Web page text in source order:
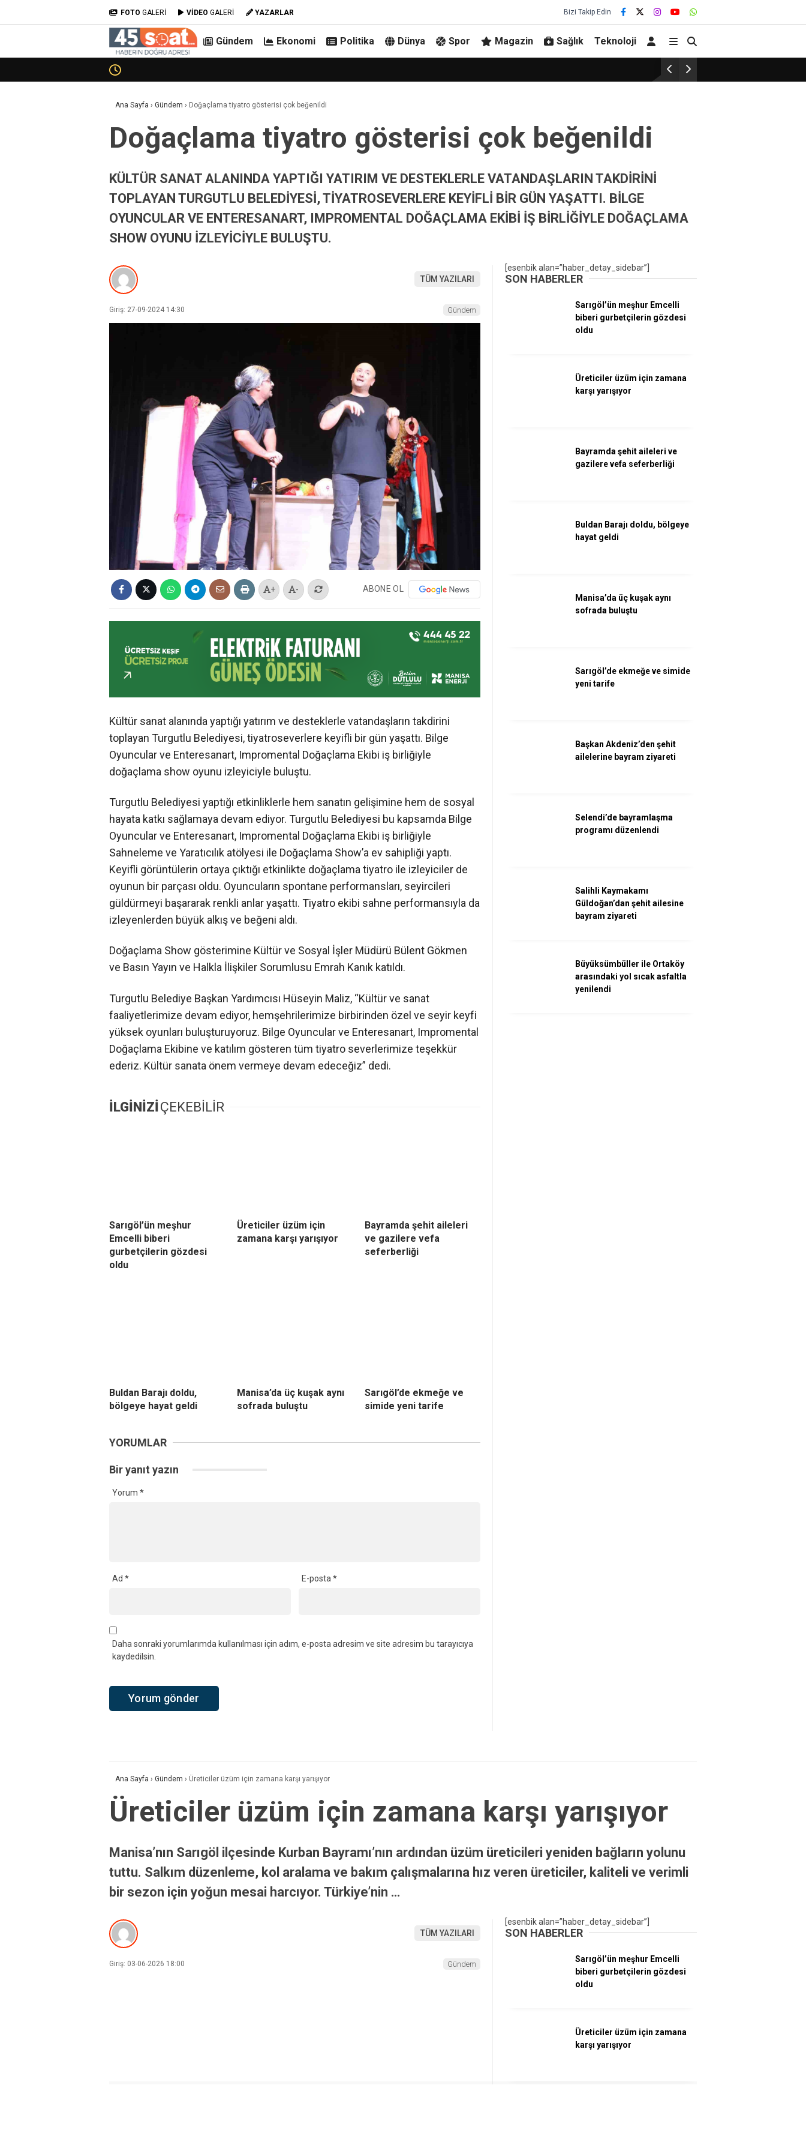
FOTO GALERİ VİDEO GALERİ YAZARLAR Bizi Takip Edin
Gündem Ekonomi Politika Dünya Spor Magazin Sağlık Teknoloji
Ana Sayfa › Gündem › Doğaçlama tiyatro gösterisi çok beğenildi
Doğaçlama tiyatro gösterisi çok beğenildi
KÜLTÜR SANAT ALANINDA YAPTIĞI YATIRIM VE DESTEKLERLE VATANDAŞLARIN TAKDİRİNİ
TOPLAYAN TURGUTLU BELEDİYESİ, TİYATROSEVERLERE KEYİFLİ BİR GÜN YAŞATTI. BİLGE
OYUNCULAR VE ENTERESANART, IMPROMENTAL DOĞAÇLAMA EKİBİ İŞ BİRLİĞİYLE DOĞAÇLAMA
SHOW OYUNU İZLEYİCİYLE BULUŞTU.
TÜM YAZILARI
Giriş: 27-09-2024 14:30 Gündem
+ - ABONE OL
Kültür sanat alanında yaptığı yatırım ve desteklerle vatandaşların takdirini
toplayan Turgutlu Belediyesi, tiyatroseverlere keyifli bir gün yaşattı. Bilge
Oyuncular ve Enteresanart, Impromental Doğaçlama Ekibi iş birliğiyle
doğaçlama show oyunu izleyiciyle buluştu.
Turgutlu Belediyesi yaptığı etkinliklerle hem sanatın gelişimine hem de sosyal
hayata katkı sağlamaya devam ediyor. Turgutlu Belediyesi bu kapsamda Bilge
Oyuncular ve Enteresanart, Impromental Doğaçlama Ekibi iş birliğiyle
Sahneleme ve Yaratıcılık atölyesi ile Doğaçlama Show’a ev sahipliği yaptı.
Keyifli görüntülerin ortaya çıktığı etkinlikte doğaçlama tiyatro ile izleyiciler de
oyunun bir parçası oldu. Oyuncuların spontane performansları, seyircileri
güldürmeyi başararak renkli anlar yaşattı. Tiyatro ekibi sahne performansıyla da
izleyenlerden büyük alkış ve beğeni aldı.
Doğaçlama Show gösterimine Kültür ve Sosyal İşler Müdürü Bülent Gökmen
ve Basın Yayın ve Halkla İlişkiler Sorumlusu Emrah Kanık katıldı.
Turgutlu Belediye Başkan Yardımcısı Hüseyin Maliz, “Kültür ve sanat
faaliyetlerimize devam ediyor, hemşehrilerimize birbirinden özel ve seyir keyfi
yüksek oyunları buluşturuyoruz. Bilge Oyuncular ve Enteresanart, Impromental
Doğaçlama Ekibine ve katılım gösteren tüm tiyatro severlerimize teşekkür
ederiz. Kültür sanata önem vermeye devam edeceğiz” dedi.
İLGİNİZİÇEKEBİLİR
Sarıgöl’ün meşhur
Emcelli biberi
gurbetçilerin gözdesi
oldu
Üreticiler üzüm için
zamana karşı yarışıyor
Bayramda şehit aileleri
ve gazilere vefa
seferberliği
Buldan Barajı doldu,
bölgeye hayat geldi
Manisa’da üç kuşak aynı
sofrada buluştu
Sarıgöl’de ekmeğe ve
simide yeni tarife
YORUMLAR
Bir yanıt yazın
Yorum *
Ad * E-posta *
Daha sonraki yorumlarımda kullanılması için adım, e-posta adresim ve site adresim bu tarayıcıya
kaydedilsin.
[esenbik alan=”haber_detay_sidebar”]
SON HABERLER
Sarıgöl’ün meşhur Emcelli
biberi gurbetçilerin gözdesi
oldu
Üreticiler üzüm için zamana
karşı yarışıyor
Bayramda şehit aileleri ve
gazilere vefa seferberliği
Buldan Barajı doldu, bölgeye
hayat geldi
Manisa’da üç kuşak aynı
sofrada buluştu
Sarıgöl’de ekmeğe ve simide
yeni tarife
Başkan Akdeniz’den şehit
ailelerine bayram ziyareti
Selendi’de bayramlaşma
programı düzenlendi
Salihli Kaymakamı
Güldoğan’dan şehit ailesine
bayram ziyareti
Büyüksümbüller ile Ortaköy
arasındaki yol sıcak asfaltla
yenilendi
Ana Sayfa › Gündem › Üreticiler üzüm için zamana karşı yarışıyor
Üreticiler üzüm için zamana karşı yarışıyor
Manisa’nın Sarıgöl ilçesinde Kurban Bayramı’nın ardından üzüm üreticileri yeniden bağların yolunu
tuttu. Salkım düzenleme, kol aralama ve bakım çalışmalarına hız veren üreticiler, kaliteli ve verimli
bir sezon için yoğun mesai harcıyor. Türkiye’nin …
TÜM YAZILARI
Giriş: 03-06-2026 18:00 Gündem
[esenbik alan=”haber_detay_sidebar”]
SON HABERLER
Sarıgöl’ün meşhur Emcelli
biberi gurbetçilerin gözdesi
oldu
Üreticiler üzüm için zamana
karşı yarışıyor